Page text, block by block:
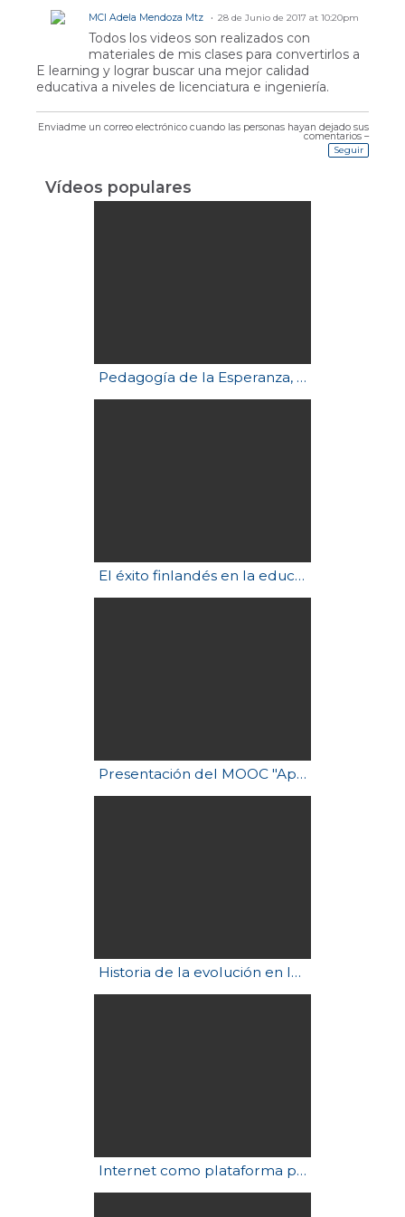
MCI Adela Mendoza Mtz 28 de Junio de 2017 at 10:20pm
Todos los videos son realizados con
materiales de mis clases para convertirlos a
E learning y lograr buscar una mejor calidad
educativa a niveles de licenciatura e ingeniería.
Enviadme un correo electrónico cuando las personas hayan dejado sus
comentarios –
Seguir
Vídeos populares
Pedagogía de la Esperanza, Freire Paulo - Fragmentos y reflexiones
El éxito finlandés en la educación
Presentación del MOOC "Aprendizaje Basado en Proyectos"
Historia de la evolución en la Tierra en 60 segundos
Internet como plataforma para la elaboración de textos. Emilia Ferreiro. (2de5)